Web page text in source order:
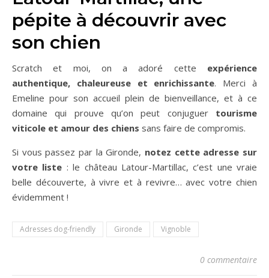
pépite à découvrir avec
son chien
Scratch et moi, on a adoré cette expérience
authentique, chaleureuse et enrichissante. Merci à
Emeline pour son accueil plein de bienveillance, et à ce
domaine qui prouve qu’on peut conjuguer tourisme
viticole et amour des chiens sans faire de compromis.
Si vous passez par la Gironde, notez cette adresse sur
votre liste : le château Latour-Martillac, c’est une vraie
belle découverte, à vivre et à revivre… avec votre chien
évidemment !
Adresses dog-friendly Gironde Vignoble
0 commentaire